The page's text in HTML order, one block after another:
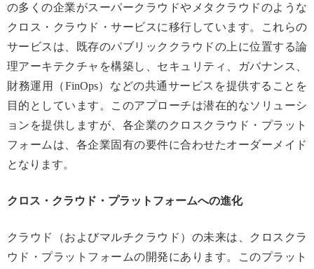
の多くの企業がスーパークラウドやメタクラウドのような
クロス・クラウド・サービスに移行しています。これらの
サービスは、既存のパブリッククラウドの上に位置する論
理アーキテクチャを構築し、セキュリティ、ガバナンス、
財務運用（FinOps）などの共通サービスを提供することを
目的としています。このアプローチは潜在的なソリューシ
ョンを提供しますが、各企業のクロスクラウド・プラット
フォームは、各企業固有の要件に合わせたオーダーメイド
となります。
クロス・クラウド・プラットフォームへの進化
クラウド（およびマルチクラウド）の未来は、クロスクラ
ウド・プラットフォームの開発にあります。このプラット